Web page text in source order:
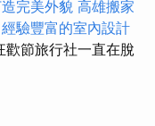
完美外貌 高雄搬家
經驗豐富的室內設計
歡節旅行社一直在脫